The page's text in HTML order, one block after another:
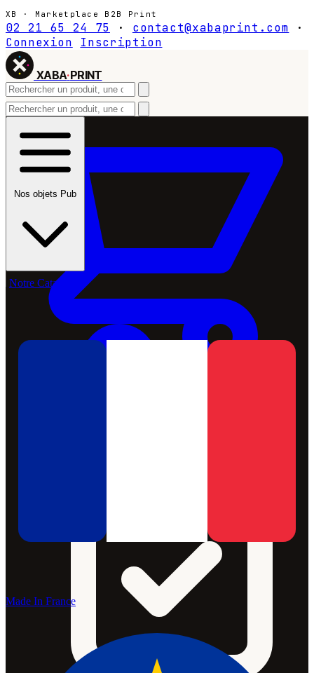
XB · Marketplace B2B Print
02 21 65 24 75 · contact@xabaprint.com
·
Connexion
Inscription
XABA·PRINT
Nos objets Pub
Notre Catalogue
Made In France